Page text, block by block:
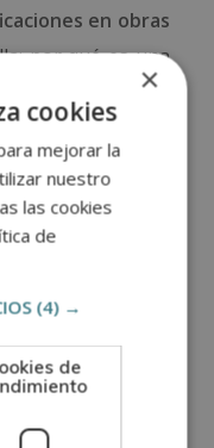
en obras
por qué es una
especializarte
dentro del
a ampliar
en continua
profesional
adaptarse a
300 horas
online
puedas avanzar a
×
cookies
mejorar la
nuestro
las cookies
de
(4) →
de